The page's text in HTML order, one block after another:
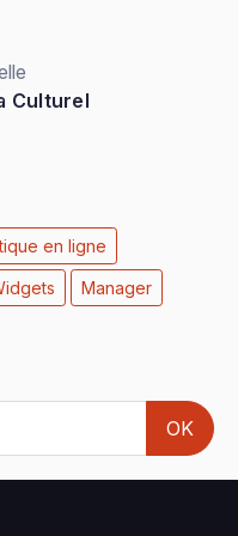
Culturel
en ligne
Manager
OK